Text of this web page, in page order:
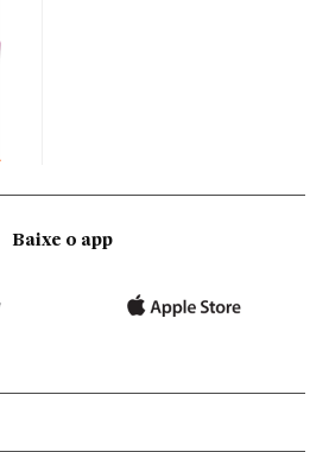
Baixe o app